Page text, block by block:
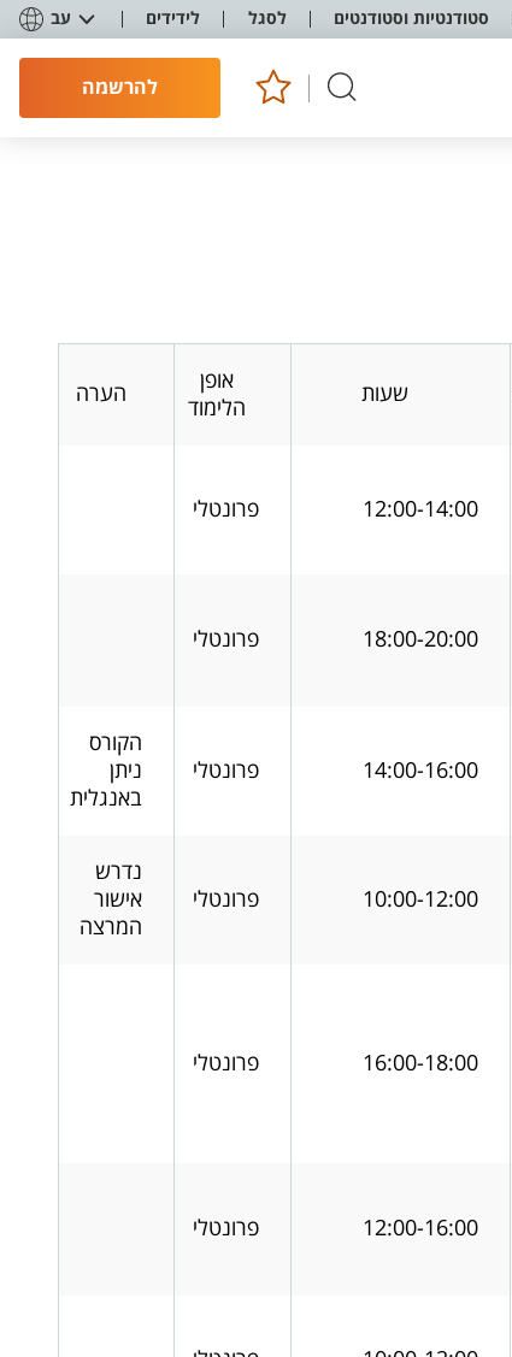
סטודנטיות וסטודנטים לסגל לידידים עב
להרשמה
שעות
אופן
הלימוד
הערה
12:00-14:00 פרונטלי
18:00-20:00 פרונטלי
14:00-16:00 פרונטלי
הקורס
ניתן
באנגלית
10:00-12:00 פרונטלי
נדרש
אישור
המרצה
16:00-18:00 פרונטלי
12:00-16:00 פרונטלי